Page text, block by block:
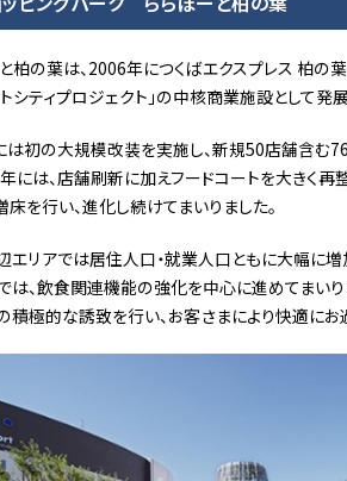
柏の葉は、2006年につくばエクスプレス 柏の
シティプロジェクト」の中核商業施設として発展
初の大規模改装を実施し、新規50店舗含む
には、店舗刷新に加えフードコートを大きく
を行い、進化し続けてまいりました。
エリアでは居住人口・就業人口ともに大幅に
は、飲食関連機能の強化を中心に進めてまいり
積極的な誘致を行い、お客さまにより快適に